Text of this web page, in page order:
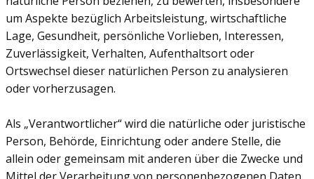
um Aspekte bezüglich Arbeitsleistung, wirtschaftliche
Lage, Gesundheit, persönliche Vorlieben, Interessen,
Zuverlässigkeit, Verhalten, Aufenthaltsort oder
Ortswechsel dieser natürlichen Person zu analysieren
oder vorherzusagen.
Als „Verantwortlicher“ wird die natürliche oder juristische
Person, Behörde, Einrichtung oder andere Stelle, die
allein oder gemeinsam mit anderen über die Zwecke und